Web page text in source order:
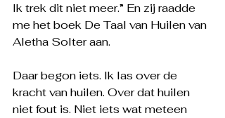
Ik trek dit niet meer.” En zij raadde
me het boek De Taal van Huilen van
Aletha Solter aan.
Daar begon iets. Ik las over de
kracht van huilen. Over dat huilen
niet fout is. Niet iets wat meteen